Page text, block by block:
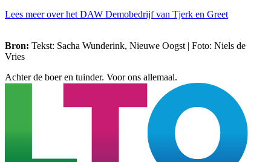
Lees meer over het DAW Demobedrijf van Tjerk en Greet
Bron: Tekst: Sacha Wunderink, Nieuwe Oogst | Foto: Niels de
Vries
Achter de boer en tuinder. Voor ons allemaal.